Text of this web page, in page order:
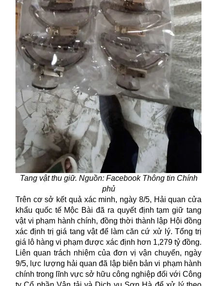
Tang vật thu giữ. Nguồn: Facebook Thông tin Chính
phủ
Trên cơ sở kết quả xác minh, ngày 8/5, Hải quan cửa
khẩu quốc tế Mộc Bài đã ra quyết định tạm giữ tang
vật vi phạm hành chính, đồng thời thành lập Hội đồng
xác định trị giá tang vật để làm căn cứ xử lý. Tổng trị
giá lô hàng vi phạm được xác định hơn 1,279 tỷ đồng.
Liên quan trách nhiệm của đơn vị vận chuyển, ngày
9/5, lực lượng hải quan đã lập biên bản vi phạm hành
chính trong lĩnh vực sở hữu công nghiệp đối với Công